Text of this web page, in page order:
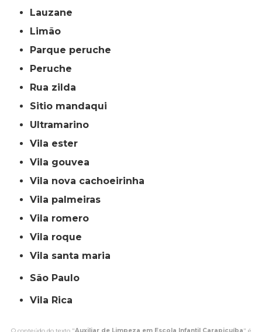
lauzane
limão
parque peruche
peruche
rua zilda
sitio mandaqui
ultramarino
vila ester
vila gouvea
vila nova cachoeirinha
vila palmeiras
vila romero
vila roque
vila santa maria
São Paulo
Vila Rica
O conteúdo do texto "Auxiliar de Limpeza em Escola Infantil Carapicuíba" é